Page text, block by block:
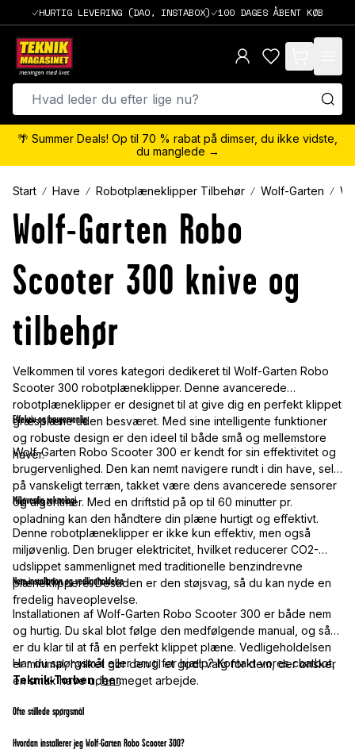
HURTIG LEVERING (DAO, INSTABOX) 100 DAGES ÅBENT KØB
items in cart,
🌴 Summer Deals! Op til 70 % rabat på dimser, du ikke vidste,
du manglede →
Start Have Robotplæneklipper Tilbehør Wolf-Garten
Wolf-Garten Robo
Scooter 300 knive og
tilbehør
Velkommen til vores kategori dedikeret til Wolf-Garten Robo
Scooter 300 robotplæneklipper. Denne avancerede
robotplæneklipper er designet til at give dig en perfekt klippet
græsplæne uden besværet. Med sine intelligente funktioner
og robuste design er den ideel til både små og mellemstore
haver.
Effektiv og brugervenlig
Wolf-Garten Robo Scooter 300 er kendt for sin effektivitet og
brugervenlighed. Den kan nemt navigere rundt i din have, selv
på vanskeligt terræn, takket være dens avancerede sensorer
og algoritmer. Med en driftstid på op til 60 minutter pr.
opladning kan den håndtere din plæne hurtigt og effektivt.
Miljøvenlig teknologi
Denne robotplæneklipper er ikke kun effektiv, men også
miljøvenlig. Den bruger elektricitet, hvilket reducerer CO2-
udslippet sammenlignet med traditionelle benzindrevne
plæneklippere. Desuden er den støjsvag, så du kan nyde en
fredelig haveoplevelse.
Nem installation og vedligeholdelse
Installationen af Wolf-Garten Robo Scooter 300 er både nem
og hurtig. Du skal blot følge den medfølgende manual, og så
er du klar til at få en perfekt klippet plæne. Vedligeholdelsen
er minimal, hvilket gør den til et godt valg for dem, der ønsker
en smuk have uden meget arbejde.
Har du spørgsmål eller brug for hjælp? Kontakt vores chatbot,
Teknik-Torben,her.
Ofte stillede spørgsmål
Hvordan installerer jeg Wolf-Garten Robo Scooter 300?